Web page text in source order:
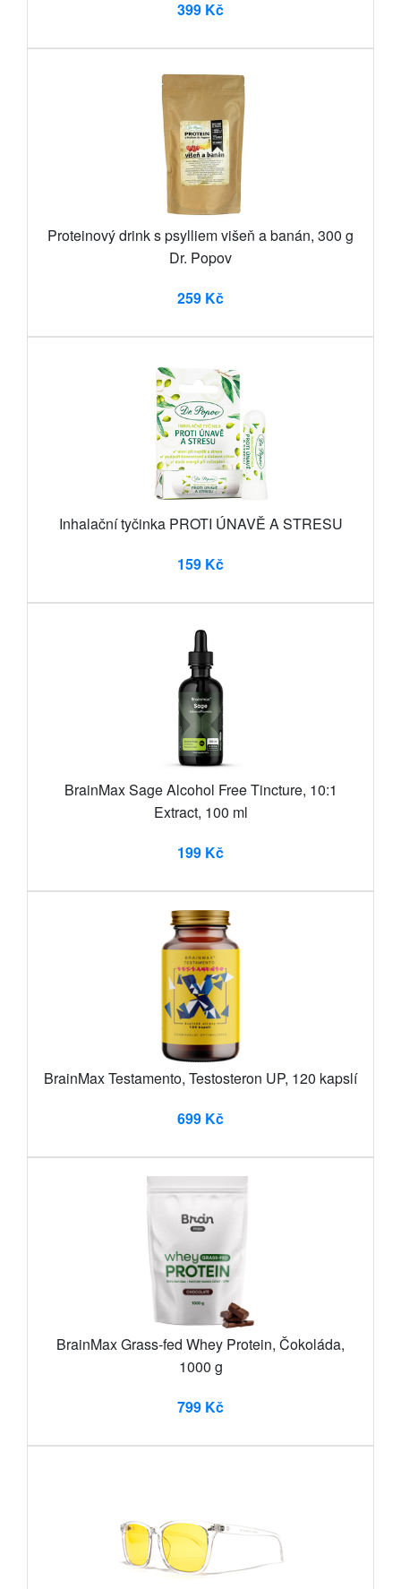
399 Kč
Proteinový drink s psylliem višeň a banán, 300 g
Dr. Popov
259 Kč
Inhalační tyčinka PROTI ÚNAVĚ A STRESU
159 Kč
BrainMax Sage Alcohol Free Tincture, 10:1
Extract, 100 ml
199 Kč
BrainMax Testamento, Testosteron UP, 120 kapslí
699 Kč
BrainMax Grass-fed Whey Protein, Čokoláda,
1000 g
799 Kč